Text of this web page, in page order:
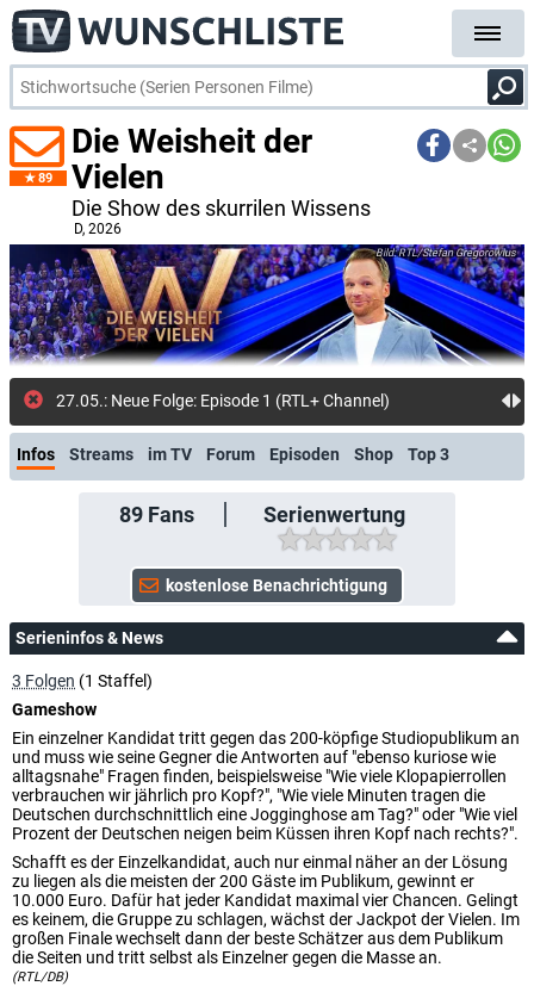
89
Die Weisheit der
Vielen
Die Show des skurrilen Wissens
D, 2026
RTL/Stefan Gregorowius
27.05.: Neue Folge: Episode 1 (RTL+ Channel)
Infos Streams im TV Forum Episoden Shop Top 3
89Fans Serienwertung
Serieninfos & News
3 Folgen (1 Staffel)
Gameshow
Ein einzelner Kandidat tritt gegen das 200-köpfige Studiopublikum an
und muss wie seine Gegner die Antworten auf "ebenso kuriose wie
alltagsnahe" Fragen finden, beispielsweise "Wie viele Klopapierrollen
verbrauchen wir jährlich pro Kopf?", "Wie viele Minuten tragen die
Deutschen durchschnittlich eine Jogginghose am Tag?" oder "Wie viel
Prozent der Deutschen neigen beim Küssen ihren Kopf nach rechts?".
Schafft es der Einzelkandidat, auch nur einmal näher an der Lösung
zu liegen als die meisten der 200 Gäste im Publikum, gewinnt er
10.000 Euro. Dafür hat jeder Kandidat maximal vier Chancen. Gelingt
es keinem, die Gruppe zu schlagen, wächst der Jackpot der Vielen. Im
großen Finale wechselt dann der beste Schätzer aus dem Publikum
die Seiten und tritt selbst als Einzelner gegen die Masse an.
(RTL/DB)